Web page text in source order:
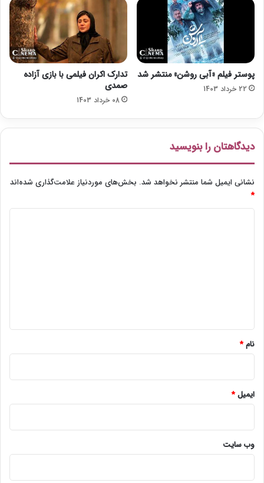
د
ش
ن
پوستر فیلم «آبی روشن» منتشر شد
22 خرداد 1403
تدارک اکران فیلمی با بازی آزاده
صمدی
08 خرداد 1403
دیدگاهتان را بنویسید
نشانی ایمیل شما منتشر نخواهد شد. بخش‌های موردنیاز علامت‌گذاری شده‌اند
*
نام*
ایمیل*
وب‌ سایت